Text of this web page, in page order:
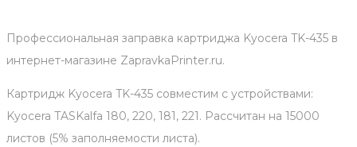
Профессиональная заправка картриджа Kyocera TK-435 в
интернет-магазине ZapravkaPrinter.ru.
Картридж Kyocera TK-435 совместим с устройствами:
Kyocera TASKalfa 180, 220, 181, 221. Рассчитан на 15000
листов (5% заполняемости листа).